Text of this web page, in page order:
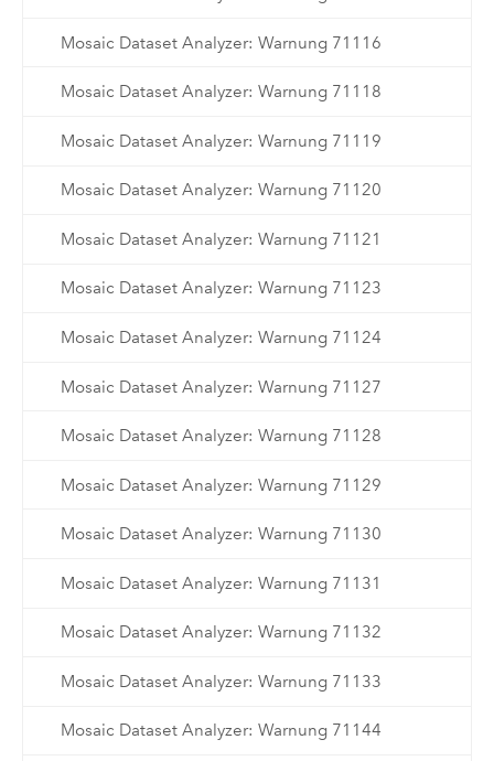
Mosaic Dataset Analyzer: Warnung 71116
Mosaic Dataset Analyzer: Warnung 71118
Mosaic Dataset Analyzer: Warnung 71119
Mosaic Dataset Analyzer: Warnung 71120
Mosaic Dataset Analyzer: Warnung 71121
Mosaic Dataset Analyzer: Warnung 71123
Mosaic Dataset Analyzer: Warnung 71124
Mosaic Dataset Analyzer: Warnung 71127
Mosaic Dataset Analyzer: Warnung 71128
Mosaic Dataset Analyzer: Warnung 71129
Mosaic Dataset Analyzer: Warnung 71130
Mosaic Dataset Analyzer: Warnung 71131
Mosaic Dataset Analyzer: Warnung 71132
Mosaic Dataset Analyzer: Warnung 71133
Mosaic Dataset Analyzer: Warnung 71144